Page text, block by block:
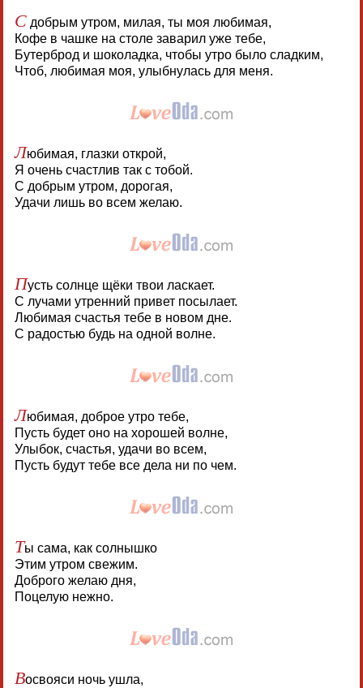
Сдобрым утром, милая, ты моя любимая,
Кофе в чашке на столе заварил уже тебе,
Бутерброд и шоколадка, чтобы утро было сладким,
Чтоб, любимая моя, улыбнулась для меня.
Любимая, глазки открой,
Я очень счастлив так с тобой.
С добрым утром, дорогая,
Удачи лишь во всем желаю.
Пусть солнце щёки твои ласкает.
С лучами утренний привет посылает.
Любимая счастья тебе в новом дне.
С радостью будь на одной волне.
Любимая, доброе утро тебе,
Пусть будет оно на хорошей волне,
Улыбок, счастья, удачи во всем,
Пусть будут тебе все дела ни по чем.
Ты сама, как солнышко
Этим утром свежим.
Доброго желаю дня,
Поцелую нежно.
Восвояси ночь ушла,